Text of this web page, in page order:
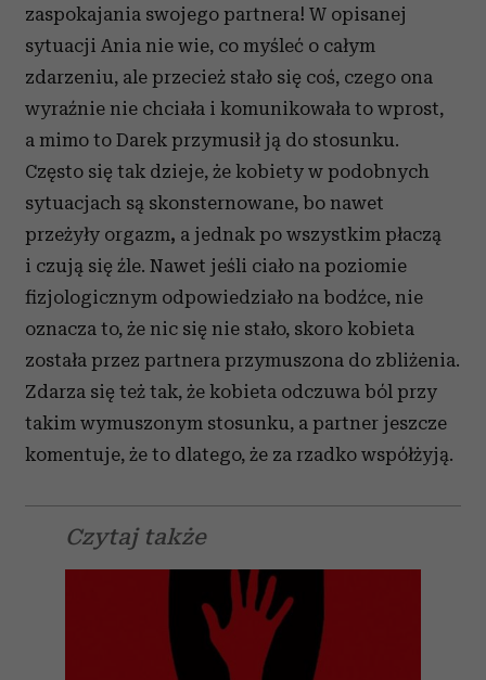
zaspokajania swojego partnera! W opisanej
sytuacji Ania nie wie, co myśleć o całym
zdarzeniu, ale przecież stało się coś, czego ona
wyraźnie nie chciała i komunikowała to wprost,
a mimo to Darek przymusił ją do stosunku.
Często się tak dzieje, że kobiety w podobnych
sytuacjach są skonsternowane, bo nawet
przeżyły orgazm, a jednak po wszystkim płaczą
i czują się źle. Nawet jeśli ciało na poziomie
fizjologicznym odpowiedziało na bodźce, nie
oznacza to, że nic się nie stało, skoro kobieta
została przez partnera przymuszona do zbliżenia.
Zdarza się też tak, że kobieta odczuwa ból przy
takim wymuszonym stosunku, a partner jeszcze
komentuje, że to dlatego, że za rzadko współżyją.
Czytaj także